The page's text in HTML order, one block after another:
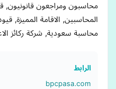
محاسبون ومراجعون قانونيون,
المحاسبين, الاقامة المميزة,
محاسبة سعودية, شركة ركائز
الرابط
bpcpasa.com